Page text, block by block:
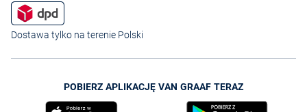
Dostawa tylko na terenie Polski
POBIERZ APLIKACJĘ VAN GRAAF TERAZ